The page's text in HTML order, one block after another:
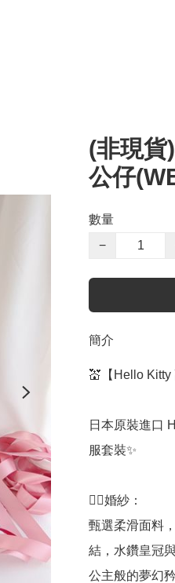
(非現
公仔
數量
−
簡介
💒【Hello Kitty
日本原裝進口
服套裝✨
👰‍♀️婚紗：
甄選柔滑面料
結，水鑽皇冠
公主般的夢幻